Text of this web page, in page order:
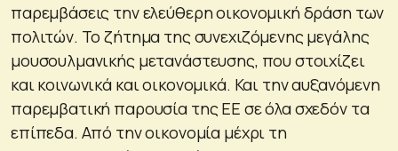
παρεμβάσεις την ελεύθερη οικονομική δράση των
πολιτών. Το ζήτημα της συνεχιζόμενης μεγάλης
μουσουλμανικής μετανάστευσης, που στοιχίζει
και κοινωνικά και οικονομικά. Και την αυξανόμενη
παρεμβατική παρουσία της ΕΕ σε όλα σχεδόν τα
επίπεδα. Από την οικονομία μέχρι τη